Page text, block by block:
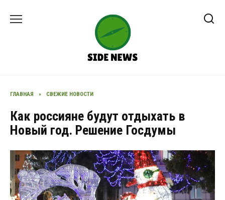
ГЛАВНАЯ » СВЕЖИЕ НОВОСТИ
Как россияне будут отдыхать в
Новый год. Решение Госдумы